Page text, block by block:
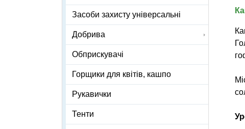
Засоби захисту універсальні
Добрива
Обприскувачі
Горщики для квітів, кашпо
Рукавички
Тенти